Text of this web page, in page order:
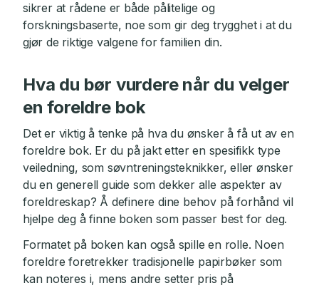
sikrer at rådene er både pålitelige og
forskningsbaserte, noe som gir deg trygghet i at du
gjør de riktige valgene for familien din.
Hva du bør vurdere når du velger
en foreldre bok
Det er viktig å tenke på hva du ønsker å få ut av en
foreldre bok. Er du på jakt etter en spesifikk type
veiledning, som søvntreningsteknikker, eller ønsker
du en generell guide som dekker alle aspekter av
foreldreskap? Å definere dine behov på forhånd vil
hjelpe deg å finne boken som passer best for deg.
Formatet på boken kan også spille en rolle. Noen
foreldre foretrekker tradisjonelle papirbøker som
kan noteres i, mens andre setter pris på